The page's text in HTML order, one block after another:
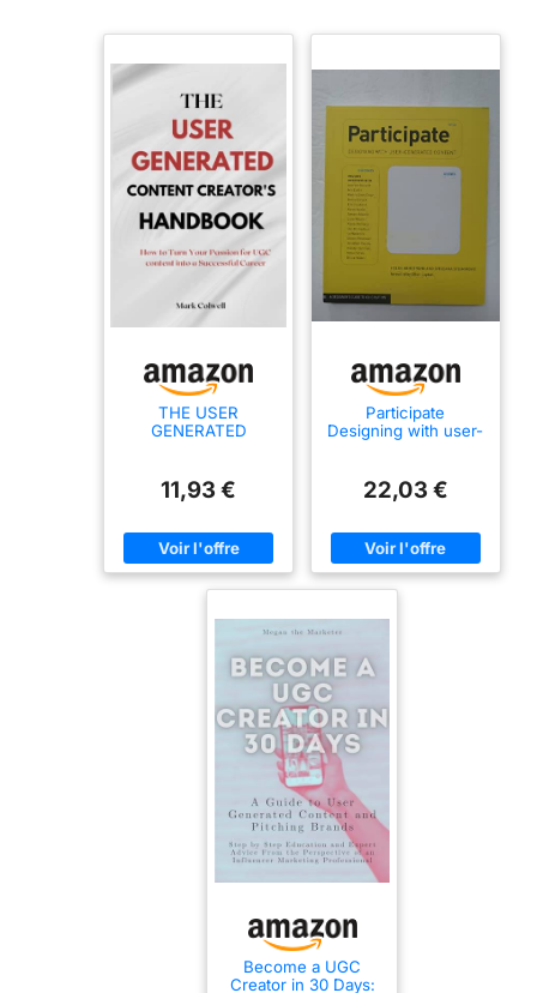
THE USER
GENERATED
HANDBOOK: How to
Turn Your Passion
a Successful Career
11,93 €
Participate
Designing with user-
22,03 €
Become a UGC
Creator in 30 Days: